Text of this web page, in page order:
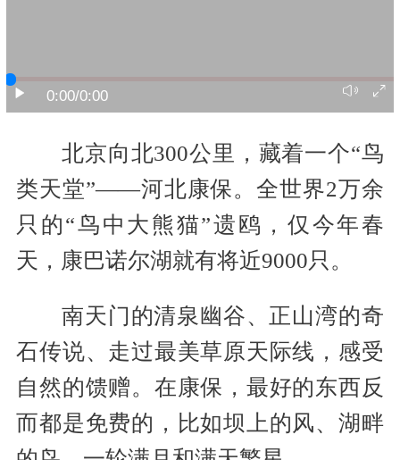
0:00/0:00
北京向北300公里，藏着一个“鸟
类天堂”——河北康保。全世界2万余
只的“鸟中大熊猫”遗鸥，仅今年春
天，康巴诺尔湖就有将近9000只。
南天门的清泉幽谷、正山湾的奇
石传说、走过最美草原天际线，感受
自然的馈赠。在康保，最好的东西反
而都是免费的，比如坝上的风、湖畔